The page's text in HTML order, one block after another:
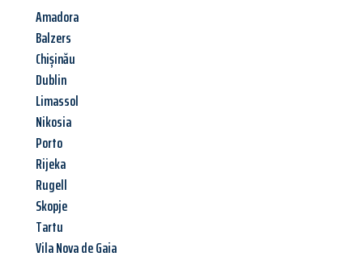
Amadora
Balzers
Chișinău
Dublin
Limassol
Nikosia
Porto
Rijeka
Rugell
Skopje
Tartu
Vila Nova de Gaia